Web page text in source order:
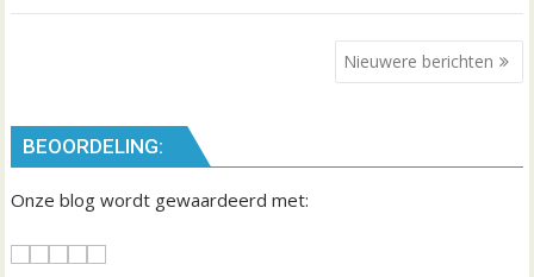
r
h
t
Nieuwere berichten
BEOORDELING:
Onze blog wordt gewaardeerd met: